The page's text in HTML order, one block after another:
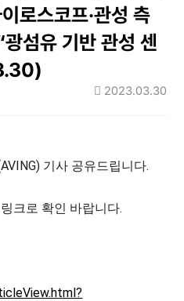
로스코프·관성 측
섬유 기반 관성 센
2023.03.30
기사 공유드립니다.
크로 확인 바랍니다.